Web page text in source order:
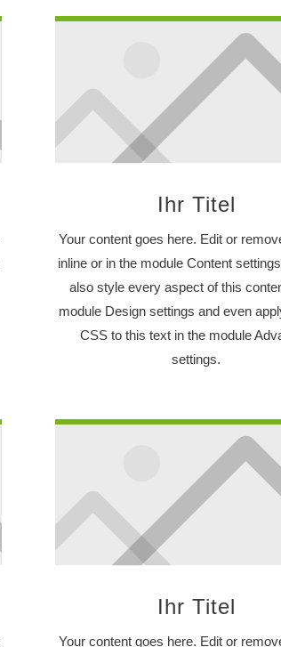
Ihr Titel
Your content goes here. Edit or
inline or in the module Content
also style every aspect of this
module Design settings and even
CSS to this text in the module
settings.
Ihr Titel
Your content goes here. Edit or